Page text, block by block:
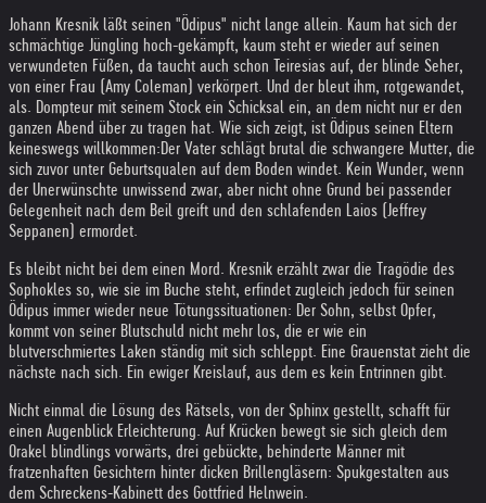
Johann Kresnik läßt seinen "Ödipus" nicht lange allein. Kaum hat sich der
schmächtige Jüngling hoch-gekämpft, kaum steht er wieder auf seinen
verwundeten Füßen, da taucht auch schon Teiresias auf, der blinde Seher,
von einer Frau (Amy Coleman) verkörpert. Und der bleut ihm, rotgewandet,
als. Dompteur mit seinem Stock ein Schicksal ein, an dem nicht nur er den
ganzen Abend über zu tragen hat. Wie sich zeigt, ist Ödipus seinen Eltern
keineswegs willkommen: Der Vater schlägt brutal die schwangere Mutter, die
sich zuvor unter Geburtsqualen auf dem Boden windet. Kein Wunder, wenn
der Unerwünschte unwissend zwar, aber nicht ohne Grund bei passender
Gelegenheit nach dem Beil greift und den schlafenden Laios (Jeffrey
Seppanen) ermordet.
Es bleibt nicht bei dem einen Mord. Kresnik erzählt zwar die Tragödie des
Sophokles so, wie sie im Buche steht, erfindet zugleich jedoch für seinen
Ödipus immer wieder neue Tötungssituationen: Der Sohn, selbst Opfer,
kommt von seiner Blutschuld nicht mehr los, die er wie ein
blutverschmiertes Laken ständig mit sich schleppt. Eine Grauenstat zieht die
nächste nach sich. Ein ewiger Kreislauf, aus dem es kein Entrinnen gibt.
Nicht einmal die Lösung des Rätsels, von der Sphinx gestellt, schafft für
einen Augenblick Erleichterung. Auf Krücken bewegt sie sich gleich dem
Orakel blindlings vorwärts, drei gebückte, behinderte Männer mit
fratzenhaften Gesichtern hinter dicken Brillengläsern: Spukgestalten aus
dem Schreckens-Kabinett des Gottfried Helnwein.